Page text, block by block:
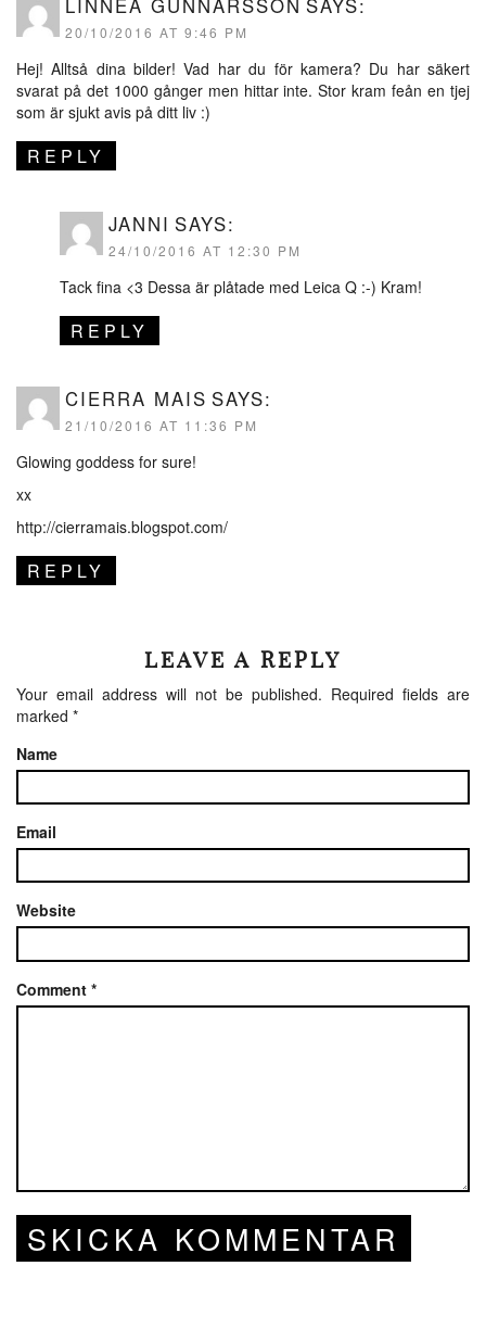
20/10/2016 AT 9:46 PM
Hej! Alltså dina bilder! Vad har du för kamera? Du har säkert
svarat på det 1000 gånger men hittar inte. Stor kram feån en tjej
som är sjukt avis på ditt liv :)
REPLY
JANNI SAYS:
24/10/2016 AT 12:30 PM
Tack fina <3 Dessa är plåtade med Leica Q :-) Kram!
REPLY
CIERRA MAIS SAYS:
21/10/2016 AT 11:36 PM
Glowing goddess for sure!
xx
http://cierramais.blogspot.com/
REPLY
LEAVE A REPLY
Your email address will not be published. Required fields are
marked *
Name
Email
Website
Comment *
SKICKA KOMMENTAR